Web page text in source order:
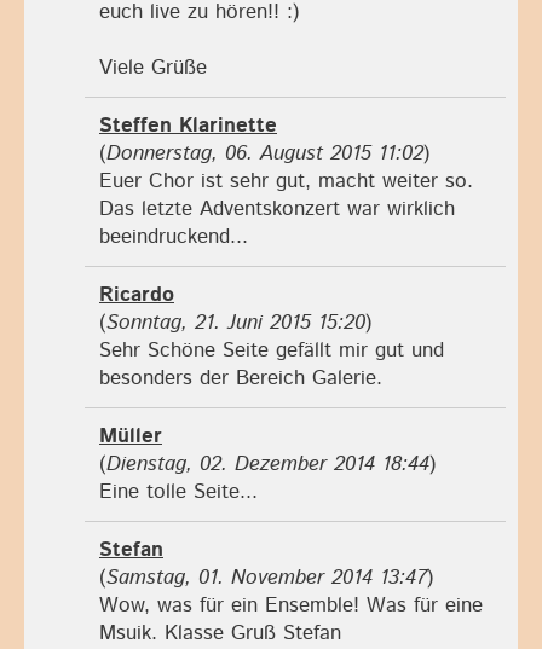
euch live zu hören!! :)
Viele Grüße
Steffen Klarinette
(Donnerstag, 06. August 2015 11:02)
Euer Chor ist sehr gut, macht weiter so.
Das letzte Adventskonzert war wirklich
beeindruckend...
Ricardo
(Sonntag, 21. Juni 2015 15:20)
Sehr Schöne Seite gefällt mir gut und
besonders der Bereich Galerie.
Müller
(Dienstag, 02. Dezember 2014 18:44)
Eine tolle Seite...
Stefan
(Samstag, 01. November 2014 13:47)
Wow, was für ein Ensemble! Was für eine
Msuik. Klasse Gruß Stefan